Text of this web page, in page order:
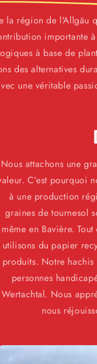
la région de l'Allgäu
importante
à base de
des alternatives
une véritable
Nous attachons une
C’est pourquoi
à une production
graines de tournesol
même en Bavière.
utilisons du papier
produits. Notre
personnes
Wertachtal. Nous
nous